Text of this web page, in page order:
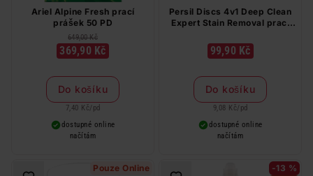
Ariel Alpine Fresh prací
prášek 50 PD
649,00 Kč
369,90 Kč
Do košíku
7,40 Kč/ pd
dostupné online
načítám
Persil Discs 4v1 Deep Clean
Expert Stain Removal prací
99,90 Kč
Do košíku
9,08 Kč/ pd
dostupné online
načítám
Pouze Online
-13 %